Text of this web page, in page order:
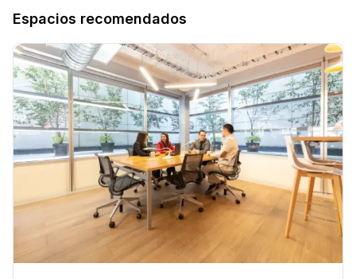
Espacios recomendados